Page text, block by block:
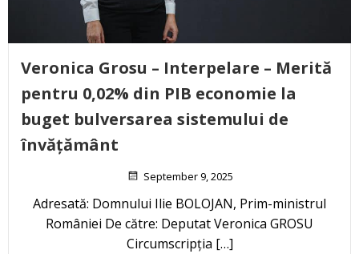
Veronica Grosu – Interpelare – Merită
pentru 0,02% din PIB economie la
buget bulversarea sistemului de
învățământ
September 9, 2025
Adresată: Domnului Ilie BOLOJAN, Prim-ministrul
României De către: Deputat Veronica GROSU
Circumscripția […]